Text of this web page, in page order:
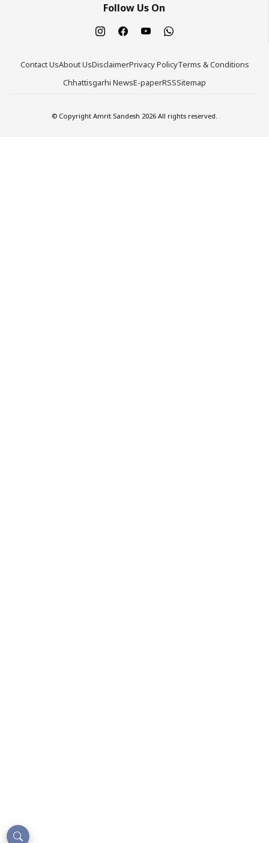
Follow Us On
Contact UsAbout UsDisclaimerPrivacy PolicyTerms & Conditions
Chhattisgarhi NewsE-paperRSSSitemap
© Copyright Amrit Sandesh 2026 All rights reserved.